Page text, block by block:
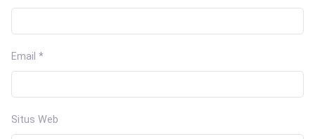
Email *
Situs Web